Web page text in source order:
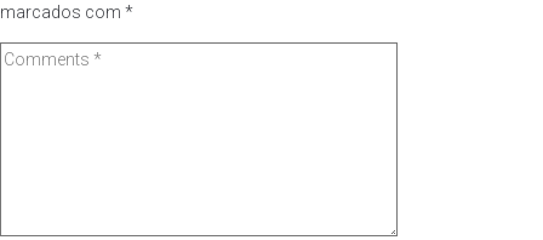
marcados com *